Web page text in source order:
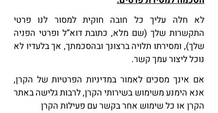
לא חלה עליך כל חובה חוקית למסור לנו פרטי
התקשרות שלך (שם מלא, כתובת דוא”ל ופרטי הפניה
שלך), ומסירתו תלויה ברצונך ובהסכמתך, אך בלעדיו לא
נוכל ליצור עמך קשר.
אם אינך מסכים לאמור במדיניות הפרטיות של הקרן,
אנא הימנע משימוש בשירותי הקרן, לרבות גלישה באתר
הקרן או כל שימוש אחר בקשר עם פעילות הקרן